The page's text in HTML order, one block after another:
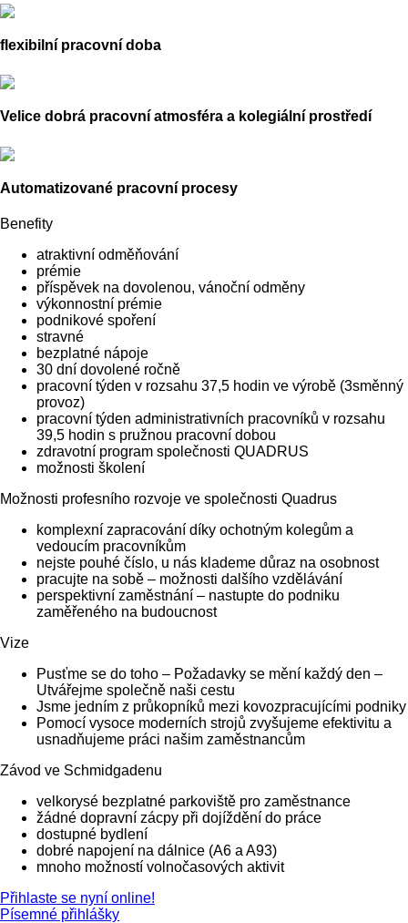
flexibilní pracovní doba
Velice dobrá pracovní atmosféra a kolegiální prostředí
Automatizované pracovní procesy
Benefity
atraktivní odměňování
prémie
příspěvek na dovolenou, vánoční odměny
výkonnostní prémie
podnikové spoření
stravné
bezplatné nápoje
30 dní dovolené ročně
pracovní týden v rozsahu 37,5 hodin ve výrobě (3směnný
provoz)
pracovní týden administrativních pracovníků v rozsahu
39,5 hodin s pružnou pracovní dobou
zdravotní program společnosti QUADRUS
možnosti školení
Možnosti profesního rozvoje ve společnosti Quadrus
komplexní zapracování díky ochotným kolegům a
vedoucím pracovníkům
nejste pouhé číslo, u nás klademe důraz na osobnost
pracujte na sobě – možnosti dalšího vzdělávání
perspektivní zaměstnání – nastupte do podniku
zaměřeného na budoucnost
Vize
Pusťme se do toho – Požadavky se mění každý den –
Utvářejme společně naši cestu
Jsme jedním z průkopníků mezi kovozpracujícími podniky
Pomocí vysoce moderních strojů zvyšujeme efektivitu a
usnadňujeme práci našim zaměstnancům
Závod ve Schmidgadenu
velkorysé bezplatné parkoviště pro zaměstnance
žádné dopravní zácpy při dojíždění do práce
dostupné bydlení
dobré napojení na dálnice (A6 a A93)
mnoho možností volnočasových aktivit
Přihlaste se nyní online!
Písemné přihlášky